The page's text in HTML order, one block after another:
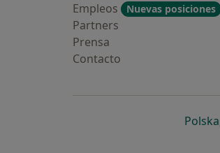
Empleos
Nuevas posiciones
Partners
Prensa
Contacto
Polska